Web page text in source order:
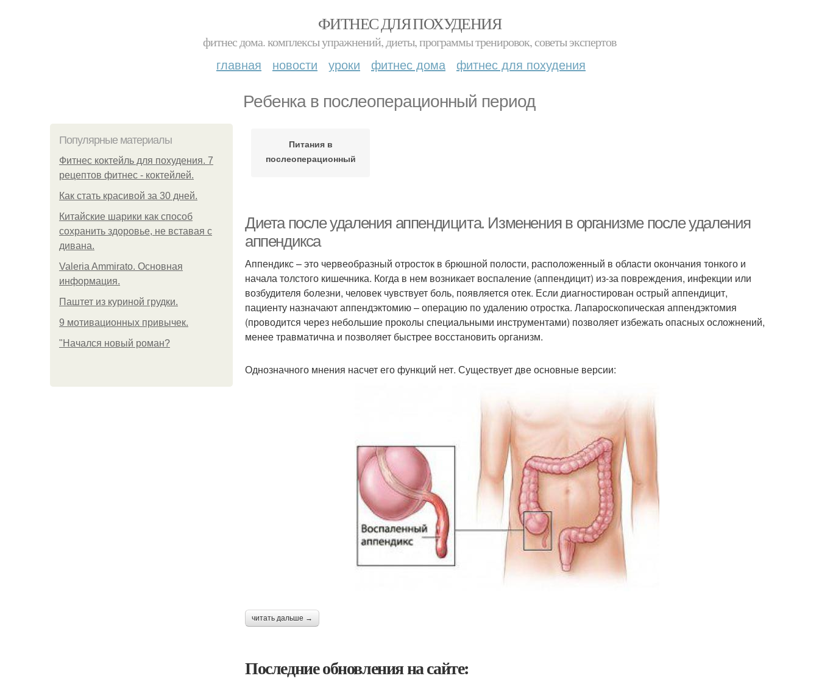
ФИТНЕС ДЛЯ ПОХУДЕНИЯ
фитнес дома. комплексы упражнений, диеты, программы тренировок, советы экспертов
главная новости уроки фитнес дома фитнес для похудения
Ребенка в послеоперационный период
Популярные материалы
Фитнес коктейль для похудения. 7
рецептов фитнес - коктейлей.
Как стать красивой за 30 дней.
Китайские шарики как способ
сохранить здоровье, не вставая с
дивана.
Valeria Ammirato. Основная
информация.
Паштет из куриной грудки.
9 мотивационных привычек.
"Начался новый роман?
Питания в
послеоперационный
Диета после удаления аппендицита. Изменения в организме после удаления
аппендикса
Аппендикс – это червеобразный отросток в брюшной полости, расположенный в области окончания тонкого и
начала толстого кишечника. Когда в нем возникает воспаление (аппендицит) из-за повреждения, инфекции или
возбудителя болезни, человек чувствует боль, появляется отек. Если диагностирован острый аппендицит,
пациенту назначают аппендэктомию – операцию по удалению отростка. Лапароскопическая аппендэктомия
(проводится через небольшие проколы специальными инструментами) позволяет избежать опасных осложнений,
менее травматична и позволяет быстрее восстановить организм.
Однозначного мнения насчет его функций нет. Существует две основные версии:
читать дальше →
Последние обновления на сайте: